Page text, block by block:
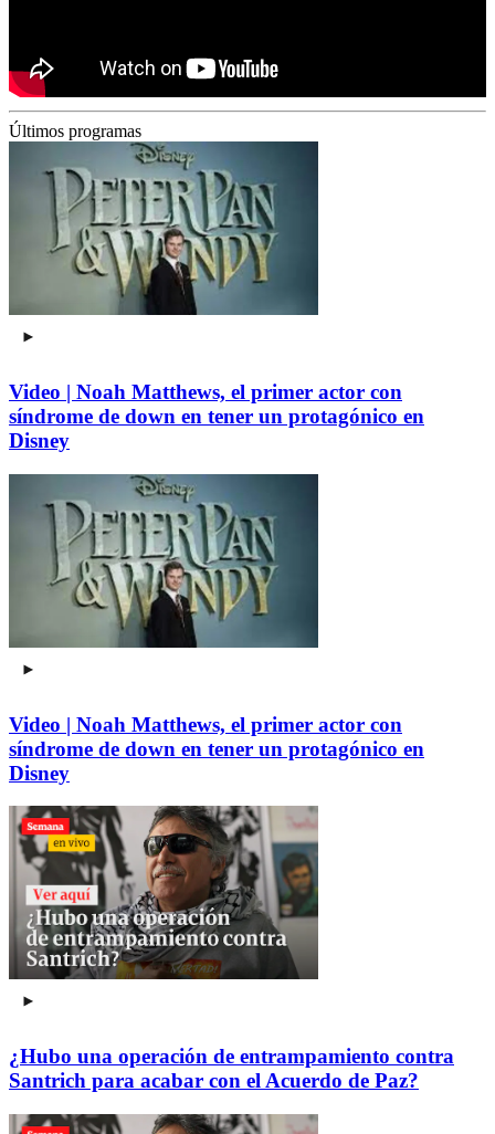
Últimos programas
Video | Noah Matthews, el primer actor con
síndrome de down en tener un protagónico en
Disney
Video | Noah Matthews, el primer actor con
síndrome de down en tener un protagónico en
Disney
¿Hubo una operación de entrampamiento contra
Santrich para acabar con el Acuerdo de Paz?